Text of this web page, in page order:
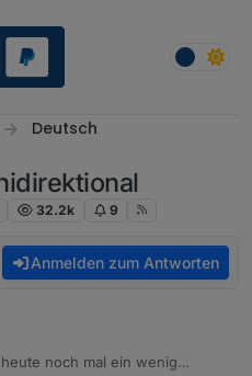
Deutsch
32.2k 9
Anmelden zum Antworten
noch mal ein wenig